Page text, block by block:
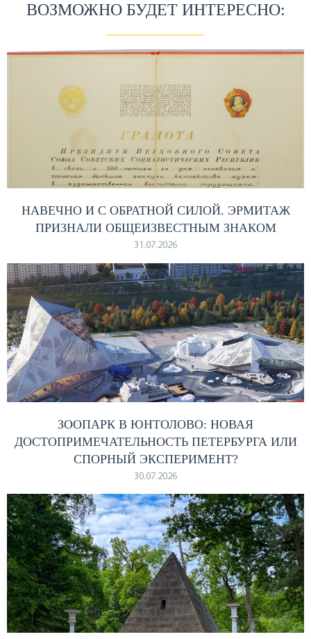
ВОЗМОЖНО БУДЕТ ИНТЕРЕСНО:
НАВЕЧНО И С ОБРАТНОЙ СИЛОЙ. ЭРМИТАЖ
ПРИЗНАЛИ ОБЩЕИЗВЕСТНЫМ ЗНАКОМ
31.07.2026
ЗООПАРК В ЮНТОЛОВО: НОВАЯ
ДОСТОПРИМЕЧАТЕЛЬНОСТЬ ПЕТЕРБУРГА ИЛИ
СПОРНЫЙ ЭКСПЕРИМЕНТ?
30.07.2026